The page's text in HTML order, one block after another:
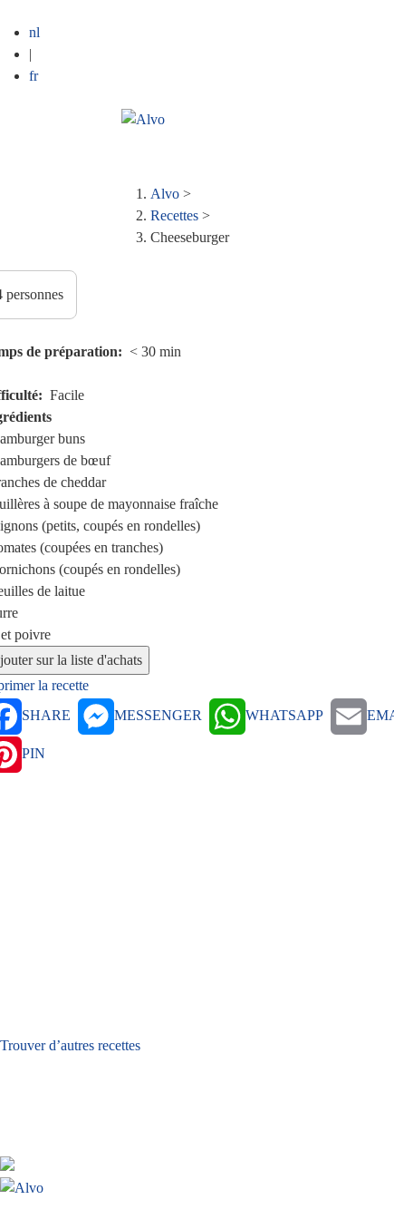
nl
|
fr
Fil
Alvo >
Recettes >
Cheeseburger
de préparation < 30 min
Facile
buns
de bœuf
de cheddar
à soupe de mayonnaise fraîche
(petits, coupés en rondelles)
(coupées en tranches)
(coupés en rondelles)
de laitue
poivre
la recette
SHARE
MESSENGER WHATSAPP
PIN
Trouver d’autres recettes